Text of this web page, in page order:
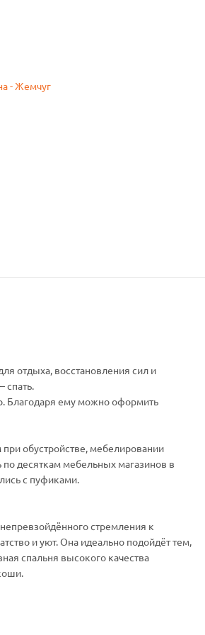
отдыха, восстановления сил и
спать.
Благодаря ему можно оформить
обустройстве, мебелировании
десяткам мебельных магазинов в
с пуфиками.
стремления к
и уют. Она идеально подойдёт тем,
спальня высокого качества